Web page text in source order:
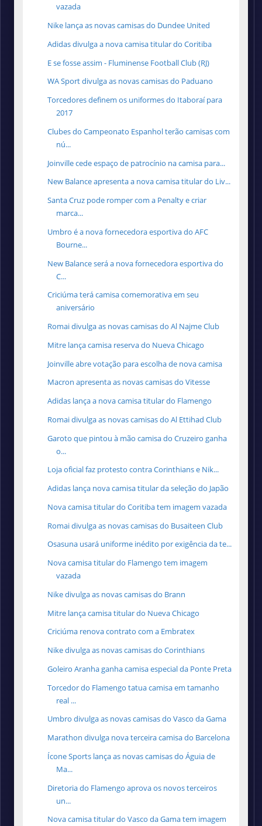
vazada
Nike lança as novas camisas do Dundee United
Adidas divulga a nova camisa titular do Coritiba
E se fosse assim - Fluminense Football Club (RJ)
WA Sport divulga as novas camisas do Paduano
Torcedores definem os uniformes do Itaboraí para
2017
Clubes do Campeonato Espanhol terão camisas com
nú...
Joinville cede espaço de patrocínio na camisa para...
New Balance apresenta a nova camisa titular do Liv...
Santa Cruz pode romper com a Penalty e criar
marca...
Umbro é a nova fornecedora esportiva do AFC
Bourne...
New Balance será a nova fornecedora esportiva do
C...
Criciúma terá camisa comemorativa em seu
aniversário
Romai divulga as novas camisas do Al Najme Club
Mitre lança camisa reserva do Nueva Chicago
Joinville abre votação para escolha de nova camisa
Macron apresenta as novas camisas do Vitesse
Adidas lança a nova camisa titular do Flamengo
Romai divulga as novas camisas do Al Ettihad Club
Garoto que pintou à mão camisa do Cruzeiro ganha
o...
Loja oficial faz protesto contra Corinthians e Nik...
Adidas lança nova camisa titular da seleção do Japão
Nova camisa titular do Coritiba tem imagem vazada
Romai divulga as novas camisas do Busaiteen Club
Osasuna usará uniforme inédito por exigência da te...
Nova camisa titular do Flamengo tem imagem
vazada
Nike divulga as novas camisas do Brann
Mitre lança camisa titular do Nueva Chicago
Criciúma renova contrato com a Embratex
Nike divulga as novas camisas do Corinthians
Goleiro Aranha ganha camisa especial da Ponte Preta
Torcedor do Flamengo tatua camisa em tamanho
real ...
Umbro divulga as novas camisas do Vasco da Gama
Marathon divulga nova terceira camisa do Barcelona
Ícone Sports lança as novas camisas do Águia de
Ma...
Diretoria do Flamengo aprova os novos terceiros
un...
Nova camisa titular do Vasco da Gama tem imagem